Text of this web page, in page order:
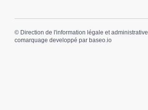
© Direction de l'information légale et administrative
comarquage developpé par baseo.io